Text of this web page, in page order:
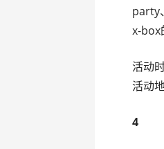
party
x-box
活动
活动
4